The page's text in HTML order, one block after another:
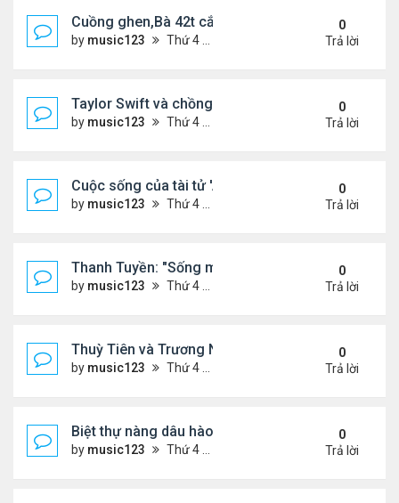
Cuồng ghen,Bà 42t cắt cổ tình trẻ trong khách sạn
by music123 Thứ 4 Tháng 7 08, 2026 5:35 pm
0
Trả lời
Taylor Swift và chồng bị chỉ trích
by music123 Thứ 4 Tháng 7 08, 2026 5:30 pm
0
Trả lời
Cuộc sống của tài tử 'Anh hùng xạ điêu'
by music123 Thứ 4 Tháng 7 08, 2026 5:27 pm
0
Trả lời
Thanh Tuyền: "Sống mà vô ơn là không được gì
by music123 Thứ 4 Tháng 7 08, 2026 5:24 pm
0
Trả lời
Thuỳ Tiên và Trương Ngọc Ánh chung số phận
by music123 Thứ 4 Tháng 7 08, 2026 5:16 pm
0
Trả lời
Biệt thự nàng dâu hào môn tình cũ Lâm Phong
by music123 Thứ 4 Tháng 7 08, 2026 5:12 pm
0
Trả lời